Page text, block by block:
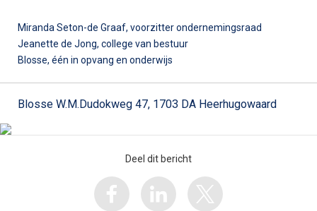
Miranda Seton-de Graaf, voorzitter ondernemingsraad
Jeanette de Jong, college van bestuur
Blosse, één in opvang en onderwijs
Blosse W.M.Dudokweg 47, 1703 DA Heerhugowaard
Deel dit bericht